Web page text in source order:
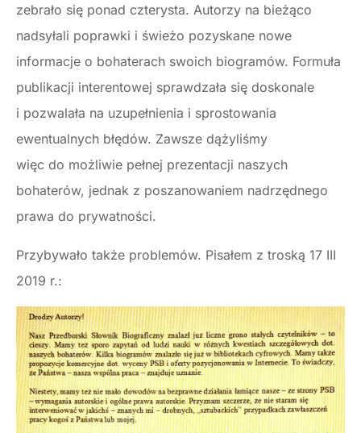
zebrało się ponad czterysta. Autorzy na bieżąco
nadsyłali poprawki i świeżo pozyskane nowe
informacje o bohaterach swoich biogramów. Formuła
publikacji interentowej sprawdzała się doskonale
i pozwalała na uzupełnienia i sprostowania
ewentualnych błędów. Zawsze dążyliśmy
więc do możliwie pełnej prezentacji naszych
bohaterów, jednak z poszanowaniem nadrzędnego
prawa do prywatności.
Przybywało także problemów. Pisałem z troską 17 III
2019 r.: